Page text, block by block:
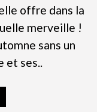
offre dans la
merveille !
sans un
et ses..